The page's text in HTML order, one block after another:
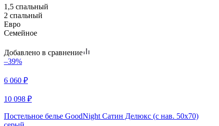
1,5 спальный
2 спальный
Евро
Семейное
Добавлено в сравнение
–39%
6 060 ₽
10 098 ₽
Постельное белье GoodNight Сатин Делюкс (с нав. 50х70)